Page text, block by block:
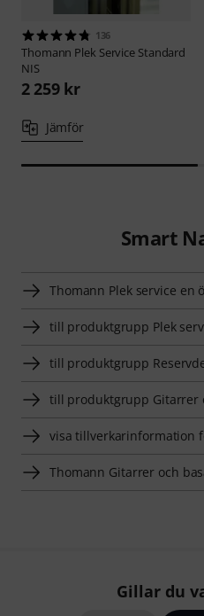
136
Thomann Plek Service Standard
NIS
2 259 kr
Jämför
Smart
Thomann Plek service en
till produktgrupp Plek
till produktgrupp
till produktgrupp Gitarrer
visa tillverkarinformation
Thomann Gitarrer och
Gillar du